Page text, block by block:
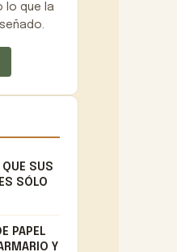
lo que la
QUE SUS
SÓLO
PAPEL
Y